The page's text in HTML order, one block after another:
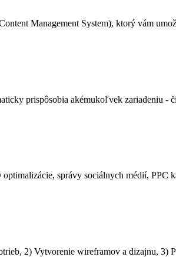
Management System), ktorý vám
prispôsobia akémukoľvek
správy sociálnych médií,
2) Vytvorenie wireframov a dizajnu, 3)